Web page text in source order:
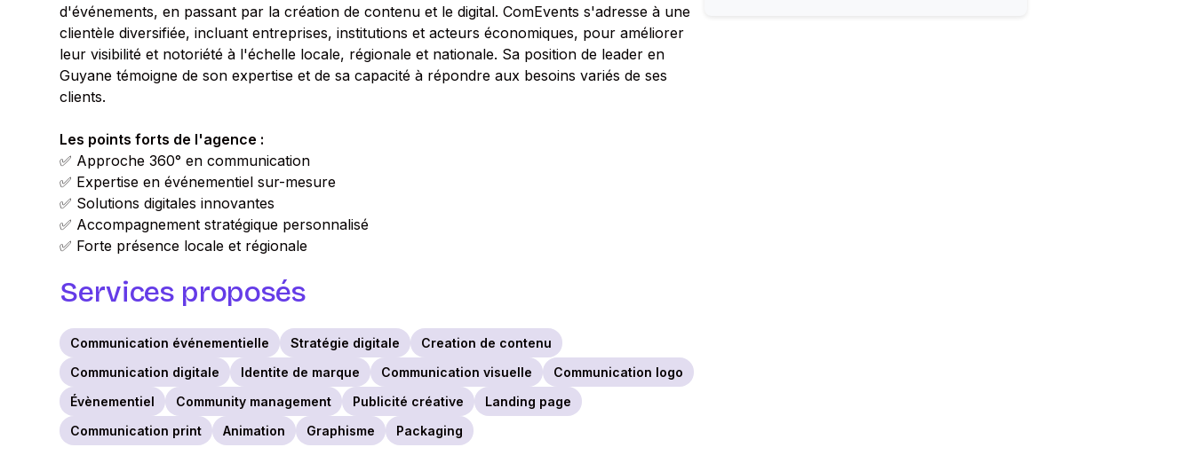
d'événements, en passant par la création de contenu et le digital. ComEvents s'adresse à une
clientèle diversifiée, incluant entreprises, institutions et acteurs économiques, pour améliorer
leur visibilité et notoriété à l'échelle locale, régionale et nationale. Sa position de leader en
Guyane témoigne de son expertise et de sa capacité à répondre aux besoins variés de ses
clients.
Les points forts de l'agence :
✅ Approche 360° en communication
✅ Expertise en événementiel sur-mesure
✅ Solutions digitales innovantes
✅ Accompagnement stratégique personnalisé
✅ Forte présence locale et régionale
Services proposés
Communication événementielle Stratégie digitale
Creation de contenu
Communication digitale
Identite de marque Communication visuelle
Communication logo
Évènementiel
Community management Publicité créative
Landing page
Communication print
Animation Graphisme Packaging